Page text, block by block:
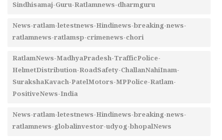
Sindhisamaj-Guru-Ratlamnews-dharmguru
News-ratlam-letestnews-Hindinews-breaking-news-
ratlamnews-ratlamsp-crimenews-chori
RatlamNews-MadhyaPradesh-TrafficPolice-
HelmetDistribution-RoadSafety-ChallanNahiInam-
SurakshaKavach-PatelMotors-MPPolice-Ratlam-
PositiveNews-India
News-ratlam-letestnews-Hindinews-breaking-news-
ratlamnews-globalinvestor-udyog-bhopalNews